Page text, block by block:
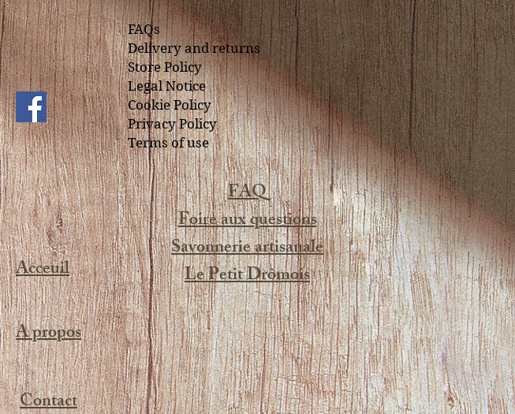
FAQs
Delivery and returns
Store Policy
Legal Notice
Cookie Policy
Privacy Policy
Terms of use
Acceuil
FAQ
Foire aux questions
Savonnerie artisanale
Le Petit Drômois
A propos
Contact